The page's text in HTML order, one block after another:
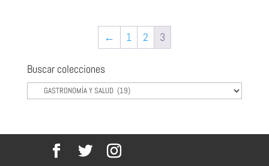
← 1 2 3
Buscar colecciones